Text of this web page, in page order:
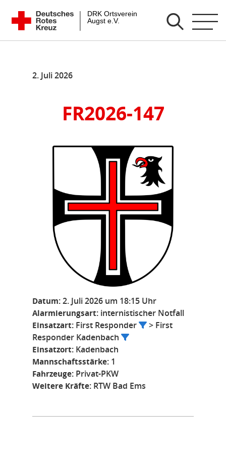
Zum
Inhalt
springen
DRK Ortsverein Augst e.V.
2. Juli 2026
FR2026-147
Datum:2. Juli 2026 um 18:15 Uhr
Alarmierungsart: internistischer Notfall
Einsatzart: First Responder
> First
Responder Kadenbach
Einsatzort: Kadenbach
Mannschaftsstärke: 1
Fahrzeuge: Privat-PKW
Weitere Kräfte: RTW Bad Ems